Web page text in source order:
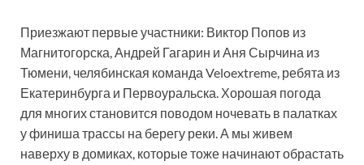
Приезжают первые участники: Виктор Попов из
Магнитогорска, Андрей Гагарин и Аня Сырчина из
Тюмени, челябинская команда Veloextreme, ребята из
Екатеринбурга и Первоуральска. Хорошая погода
для многих становится поводом ночевать в палатках
у финиша трассы на берегу реки. А мы живем
наверху в домиках, которые тоже начинают обрастать